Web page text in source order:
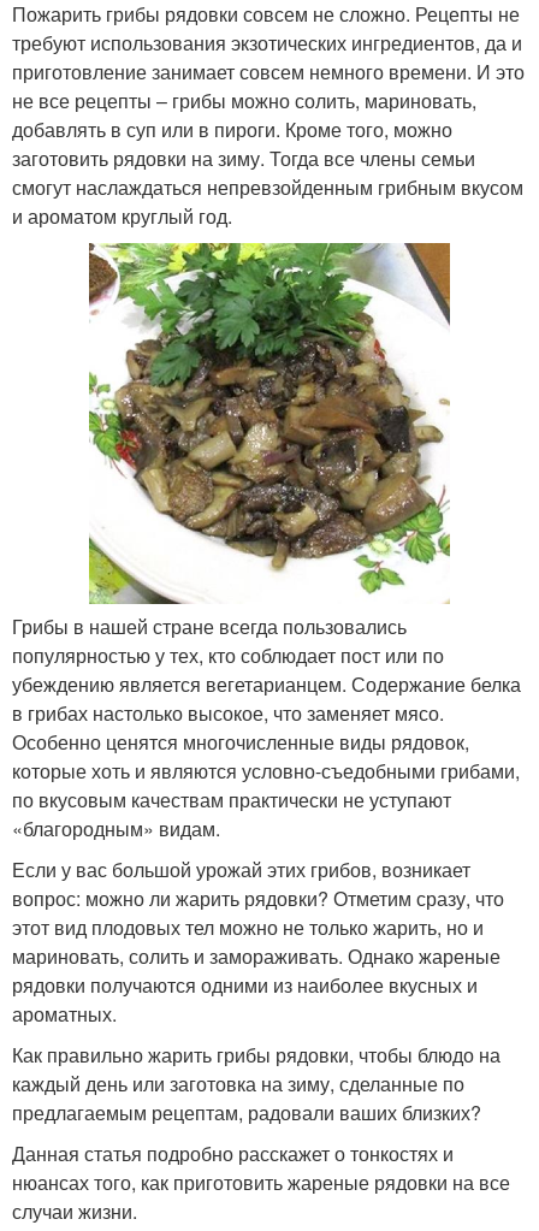
Пожарить грибы рядовки совсем не сложно. Рецепты не
требуют использования экзотических ингредиентов, да и
приготовление занимает совсем немного времени. И это
не все рецепты – грибы можно солить, мариновать,
добавлять в суп или в пироги. Кроме того, можно
заготовить рядовки на зиму. Тогда все члены семьи
смогут наслаждаться непревзойденным грибным вкусом
и ароматом круглый год.
Грибы в нашей стране всегда пользовались
популярностью у тех, кто соблюдает пост или по
убеждению является вегетарианцем. Содержание белка
в грибах настолько высокое, что заменяет мясо.
Особенно ценятся многочисленные виды рядовок,
которые хоть и являются условно-съедобными грибами,
по вкусовым качествам практически не уступают
«благородным» видам.
Если у вас большой урожай этих грибов, возникает
вопрос: можно ли жарить рядовки? Отметим сразу, что
этот вид плодовых тел можно не только жарить, но и
мариновать, солить и замораживать. Однако жареные
рядовки получаются одними из наиболее вкусных и
ароматных.
Как правильно жарить грибы рядовки, чтобы блюдо на
каждый день или заготовка на зиму, сделанные по
предлагаемым рецептам, радовали ваших близких?
Данная статья подробно расскажет о тонкостях и
нюансах того, как приготовить жареные рядовки на все
случаи жизни.